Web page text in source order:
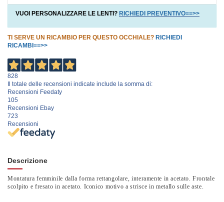
VUOI PERSONALIZZARE LE LENTI? RICHIEDI PREVENTIVO==>>
TI SERVE UN RICAMBIO PER QUESTO OCCHIALE? RICHIEDI
RICAMBI==>>
828
Il totale delle recensioni indicate include la somma di:
Recensioni Feedaty
105
Recensioni Ebay
723
Recensioni
Descrizione
Montatura femminile dalla forma rettangolare, interamente in acetato. Frontale
scolpito e fresato in acetato. Iconico motivo a strisce in metallo sulle aste.